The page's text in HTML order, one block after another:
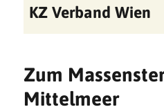
KZ Verband Wien
Zum
Mittelmeer